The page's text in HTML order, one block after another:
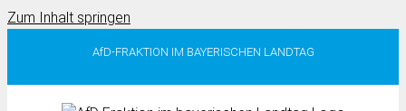
Zum Inhalt springen
AfD-FRAKTION IM BAYERISCHEN LANDTAG